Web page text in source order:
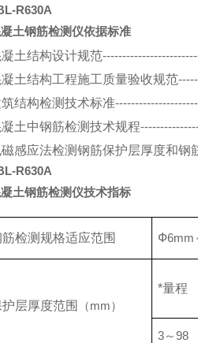
R630A
土钢筋检测仪依据标准
土结构设计规范
土结构工程施工质量验收规范
结构检测技术标准
土中钢筋检测技术规程
磁感应法检测钢筋保护层厚度和钢
R630A
土钢筋检测仪技术指标
检测规格适应范围 Ф6mm
层厚度范围 （mm）
*量程
3～98